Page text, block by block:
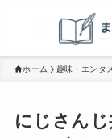
ホーム 趣味・エンタメ
にじさん